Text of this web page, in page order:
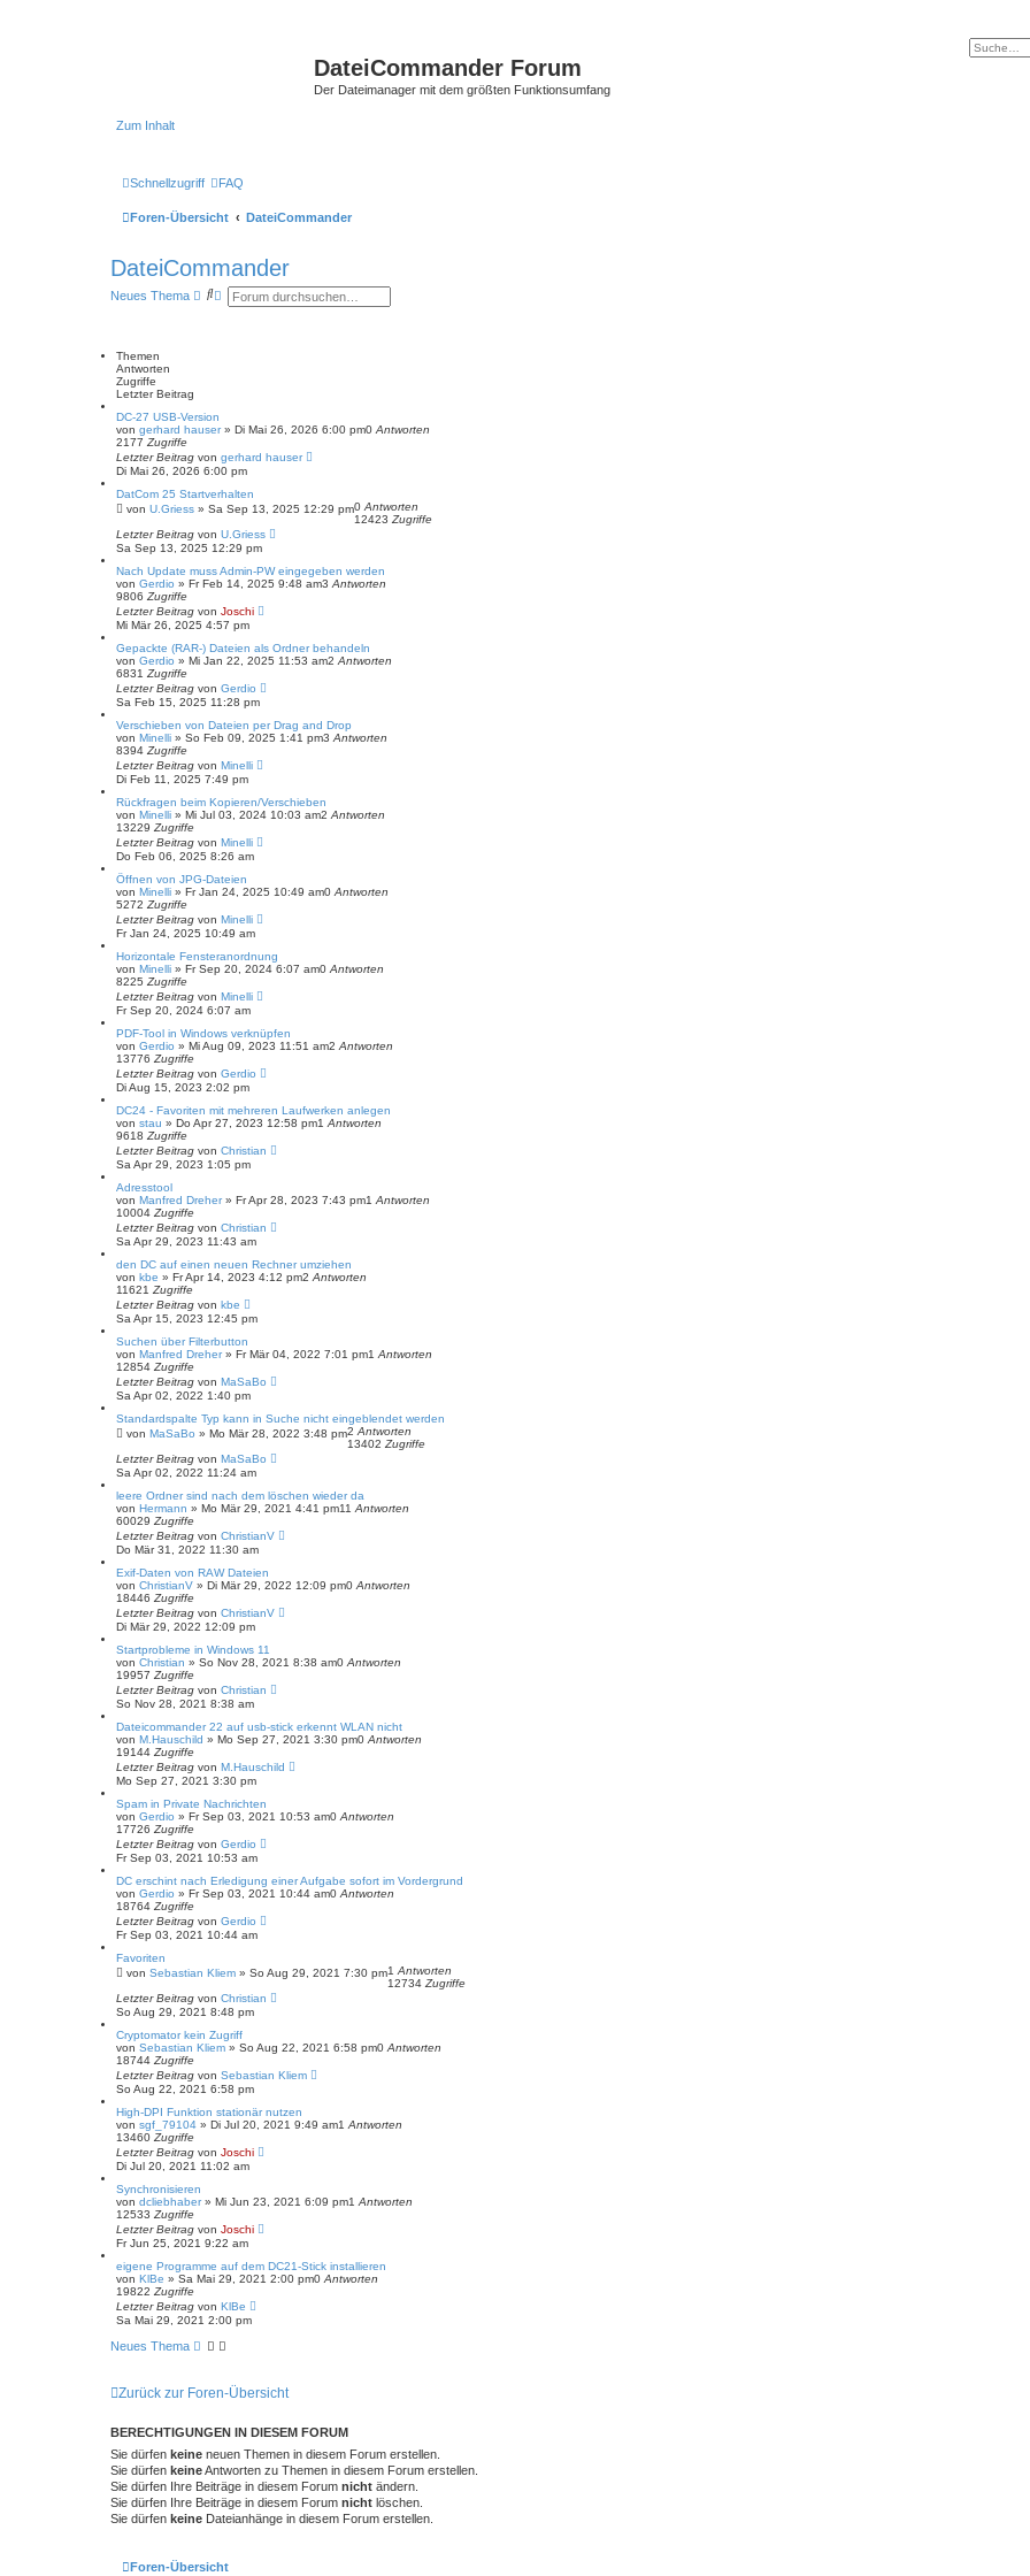
DateiCommander Forum
Der Dateimanager mit dem größten Funktionsumfang
Zum Inhalt
Schnellzugriff FAQ
Foren-Übersicht DateiCommander
DateiCommander
Neues Thema
S E
S
c
h
Themen
Antworten
Zugriffe
Letzter Beitrag
DC-27 USB-Version
von gerhard hauser» Di Mai 26, 2026 6:00 pm0 Antworten
2177 Zugriffe
Letzter Beitrag von gerhard hauser
Di Mai 26, 2026 6:00 pm
DatCom 25 Startverhalten
von U.Griess » Sa Sep 13, 2025 12:29 pm0 Antworten
12423 Zugriffe
Letzter Beitrag von U.Griess
Sa Sep 13, 2025 12:29 pm
Nach Update muss Admin-PW eingegeben werden
von Gerdio » Fr Feb 14, 2025 9:48 am3 Antworten
9806 Zugriffe
Letzter Beitrag von Joschi
Mi Mär 26, 2025 4:57 pm
Gepackte (RAR-) Dateien als Ordner behandeln
von Gerdio » Mi Jan 22, 2025 11:53 am2 Antworten
6831 Zugriffe
Letzter Beitrag von Gerdio
Sa Feb 15, 2025 11:28 pm
Verschieben von Dateien per Drag and Drop
von Minelli » So Feb 09, 2025 1:41 pm3 Antworten
8394 Zugriffe
Letzter Beitrag von Minelli
Di Feb 11, 2025 7:49 pm
Rückfragen beim Kopieren/Verschieben
von Minelli » Mi Jul 03, 2024 10:03 am2 Antworten
13229 Zugriffe
Letzter Beitrag von Minelli
Do Feb 06, 2025 8:26 am
Öffnen von JPG-Dateien
von Minelli » Fr Jan 24, 2025 10:49 am0 Antworten
5272 Zugriffe
Letzter Beitrag von Minelli
Fr Jan 24, 2025 10:49 am
Horizontale Fensteranordnung
von Minelli » Fr Sep 20, 2024 6:07 am0 Antworten
8225 Zugriffe
Letzter Beitrag von Minelli
Fr Sep 20, 2024 6:07 am
PDF-Tool in Windows verknüpfen
von Gerdio » Mi Aug 09, 2023 11:51 am2 Antworten
13776 Zugriffe
Letzter Beitrag von Gerdio
Di Aug 15, 2023 2:02 pm
DC24 - Favoriten mit mehreren Laufwerken anlegen
von stau » Do Apr 27, 2023 12:58 pm1 Antworten
9618 Zugriffe
Letzter Beitrag von Christian
Sa Apr 29, 2023 1:05 pm
Adresstool
von Manfred Dreher» Fr Apr 28, 2023 7:43 pm1 Antworten
10004 Zugriffe
Letzter Beitrag von Christian
Sa Apr 29, 2023 11:43 am
den DC auf einen neuen Rechner umziehen
von kbe » Fr Apr 14, 2023 4:12 pm2 Antworten
11621 Zugriffe
Letzter Beitrag von kbe
Sa Apr 15, 2023 12:45 pm
Suchen über Filterbutton
von Manfred Dreher» Fr Mär 04, 2022 7:01 pm1 Antworten
12854 Zugriffe
Letzter Beitrag von MaSaBo
Sa Apr 02, 2022 1:40 pm
Standardspalte Typ kann in Suche nicht eingeblendet werden
von MaSaBo » Mo Mär 28, 2022 3:48 pm2 Antworten
13402 Zugriffe
Letzter Beitrag von MaSaBo
Sa Apr 02, 2022 11:24 am
leere Ordner sind nach dem löschen wieder da
von Hermann » Mo Mär 29, 2021 4:41 pm11 Antworten
60029 Zugriffe
Letzter Beitrag von ChristianV
Do Mär 31, 2022 11:30 am
Exif-Daten von RAW Dateien
von ChristianV » Di Mär 29, 2022 12:09 pm0 Antworten
18446 Zugriffe
Letzter Beitrag von ChristianV
Di Mär 29, 2022 12:09 pm
Startprobleme in Windows 11
von Christian » So Nov 28, 2021 8:38 am0 Antworten
19957 Zugriffe
Letzter Beitrag von Christian
So Nov 28, 2021 8:38 am
Dateicommander 22 auf usb-stick erkennt WLAN nicht
von M.Hauschild » Mo Sep 27, 2021 3:30 pm0 Antworten
19144 Zugriffe
Letzter Beitrag von M.Hauschild
Mo Sep 27, 2021 3:30 pm
Spam in Private Nachrichten
von Gerdio » Fr Sep 03, 2021 10:53 am0 Antworten
17726 Zugriffe
Letzter Beitrag von Gerdio
Fr Sep 03, 2021 10:53 am
DC erschint nach Erledigung einer Aufgabe sofort im Vordergrund
von Gerdio » Fr Sep 03, 2021 10:44 am0 Antworten
18764 Zugriffe
Letzter Beitrag von Gerdio
Fr Sep 03, 2021 10:44 am
Favoriten
von Sebastian Kliem » So Aug 29, 2021 7:30 pm1 Antworten
12734 Zugriffe
Letzter Beitrag von Christian
So Aug 29, 2021 8:48 pm
Cryptomator kein Zugriff
von Sebastian Kliem » So Aug 22, 2021 6:58 pm0 Antworten
18744 Zugriffe
Letzter Beitrag von Sebastian Kliem
So Aug 22, 2021 6:58 pm
High-DPI Funktion stationär nutzen
von sgf_79104 » Di Jul 20, 2021 9:49 am1 Antworten
13460 Zugriffe
Letzter Beitrag von Joschi
Di Jul 20, 2021 11:02 am
Synchronisieren
von dcliebhaber» Mi Jun 23, 2021 6:09 pm1 Antworten
12533 Zugriffe
Letzter Beitrag von Joschi
Fr Jun 25, 2021 9:22 am
eigene Programme auf dem DC21-Stick installieren
von KlBe » Sa Mai 29, 2021 2:00 pm0 Antworten
19822 Zugriffe
Letzter Beitrag von KlBe
Sa Mai 29, 2021 2:00 pm
Neues Thema
Zurück zur Foren-Übersicht
BERECHTIGUNGEN IN DIESEM FORUM
Sie dürfen keine neuen Themen in diesem Forum erstellen.
Sie dürfen keineAntworten zu Themen in diesem Forum erstellen.
Sie dürfen Ihre Beiträge in diesem Forum nicht ändern.
Sie dürfen Ihre Beiträge in diesem Forum nicht löschen.
Sie dürfen keine Dateianhänge in diesem Forum erstellen.
Foren-Übersicht